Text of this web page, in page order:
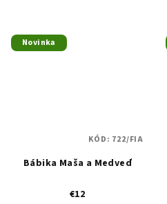
Novinka
Bábika Maša a Medveď
€12
KÓD: 722/FIA